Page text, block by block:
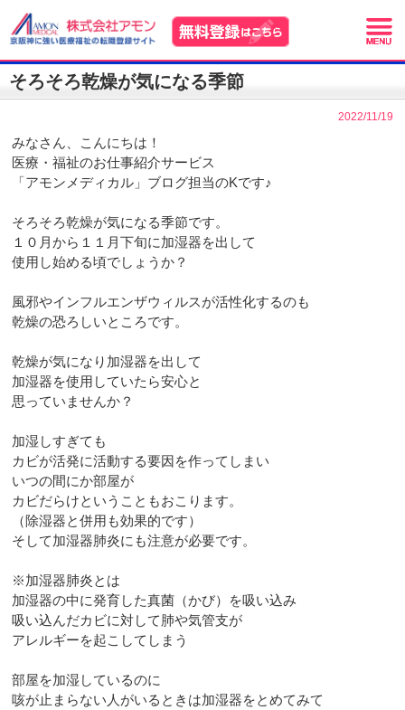
そろそろ乾燥が気になる季節
2022/11/19
みなさん、こんにちは！
医療・福祉のお仕事紹介サービス
「アモンメディカル」ブログ担当のKです♪
そろそろ乾燥が気になる季節です。
１０月から１１月下旬に加湿器を出して
使用し始める頃でしょうか？
風邪やインフルエンザウィルスが活性化するのも
乾燥の恐ろしいところです。
乾燥が気になり加湿器を出して
加湿器を使用していたら安心と
思っていませんか？
加湿しすぎても
カビが活発に活動する要因を作ってしまい
いつの間にか部屋が
カビだらけということもおこります。
（除湿器と併用も効果的です）
そして加湿器肺炎にも注意が必要です。
※加湿器肺炎とは
加湿器の中に発育した真菌（かび）を吸い込み
吸い込んだカビに対して肺や気管支が
アレルギーを起こしてしまう
部屋を加湿しているのに
咳が止まらない人がいるときは加湿器をとめてみて